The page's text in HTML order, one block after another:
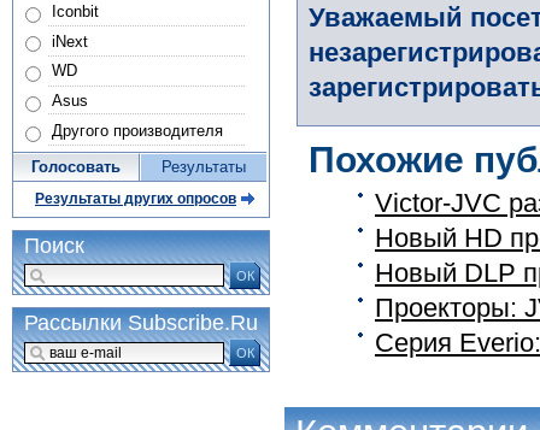
Уважаемый
Похожие
Victor-JVC
Новый HD
Новый DLP
Проекторы:
Серия
Iconbit
iNext
WD
Asus
Другого производителя
Голосовать Результаты
Результаты других опросов
Поиск
ОК
Рассылки Subscribe.Ru
ОК